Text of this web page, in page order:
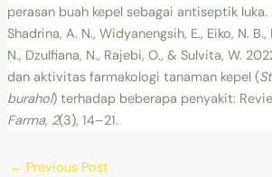
perasan buah kepel sebagai antiseptik luka.
Shadrina, A. N., Widyanengsih, E., Eiko, N.
N., Dzulfiana, N., Rajebi, O., & Sulvita, W.
dan aktivitas farmakologi tanaman kepel (
burahol) terhadap beberapa penyakit:
Farma, 2(3), 14–21.
← Previous Post